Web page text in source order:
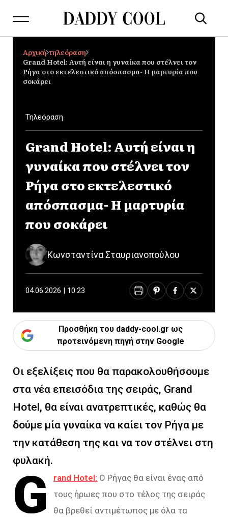
Αρχική τηλεόραση
Grand Hotel: Αυτή είναι η γυναίκα που στέλνει τον
Ρήγα στο εκτελεστικό απόσπασμα- Η μαρτυρία που
σοκάρει
Τηλεόραση
Grand Hotel: Αυτή είναι η
γυναίκα που στέλνει τον
Ρήγα στο εκτελεστικό
απόσπασμα- Η μαρτυρία
που σοκάρει
Κωνσταντίνα Σταυριανοπούλου
04.06.2026 | 10:23
Προσθήκη του daddy-cool.gr ως
προτεινόμενη πηγή στην Google
Οι εξελίξεις που θα παρακολουθήσουμε
στα νέα επεισόδια της σειράς, Grand
Hotel, θα είναι ανατρεπτικές, καθώς θα
δούμε μία γυναίκα να καίει τον Ρήγα με
την κατάθεση της και να τον στέλνει στη
φυλακή.
G rand Hotel: Ο Ρήγας θα είναι ένας από
τους ήρωες που στο τέλος της σειράς
θα βρεθεί αντιμέτωπος με όλα τα